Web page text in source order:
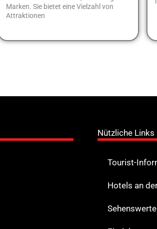
Marken. Sie bietet eine Vielzahl von
Attraktionen
Nützliche Links
Tourist-
Hotels an